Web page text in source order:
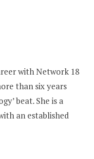
with Network 18
than six years
beat. She is a
an established